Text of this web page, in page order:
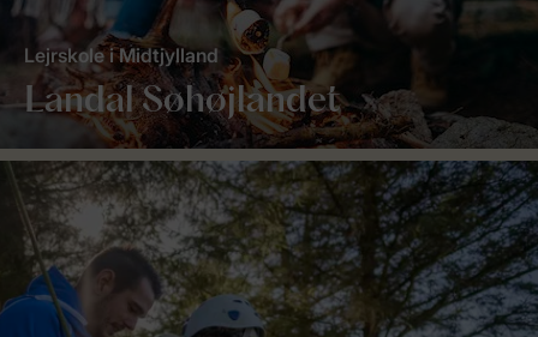
Landal Søhøjlandet
Lejrskole i Midtjylland